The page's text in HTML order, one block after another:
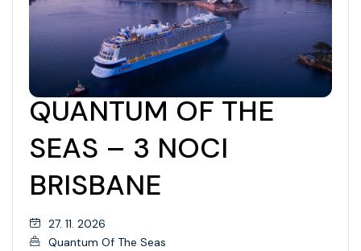
QUANTUM OF THE
SEAS – 3 NOCI
BRISBANE
27. 11. 2026
Quantum Of The Seas